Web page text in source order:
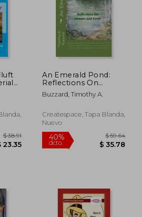
$ 49.86
40%
dcto.
An Emerald Pond:
Reflections On
Heaven And Earth (en
Inglés)
Buzzard, Timothy A.
Createspace, Tapa Blanda,
Nuevo